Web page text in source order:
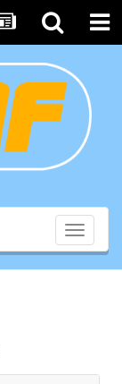
Toggle